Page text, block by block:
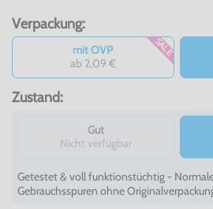
Verpackung:
mit OVP
ab 2,09 €
SALE
Zustand:
Gut
Nicht verfügbar
Getestet & voll funktionstüchtig -
Gebrauchsspuren ohne